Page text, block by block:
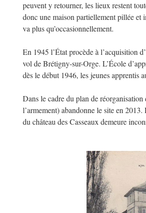
peuvent y retourner, les lieux restent
donc une maison partiellement pillée et
va plus qu’occasionnellement.
En 1945 l’État procède à l’acquisition
vol de Brétigny-sur-Orge. L’École
dès le début 1946, les jeunes apprentis
Dans le cadre du plan de
l’armement) abandonne le site en
du château des Casseaux demeure